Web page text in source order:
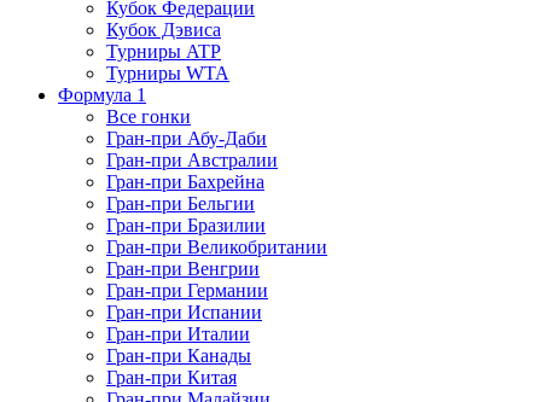
Кубок Федерации
Кубок Дэвиса
Турниры ATP
Турниры WTA
Формула 1
Все гонки
Гран-при Абу-Даби
Гран-при Австралии
Гран-при Бахрейна
Гран-при Бельгии
Гран-при Бразилии
Гран-при Великобритании
Гран-при Венгрии
Гран-при Германии
Гран-при Испании
Гран-при Италии
Гран-при Канады
Гран-при Китая